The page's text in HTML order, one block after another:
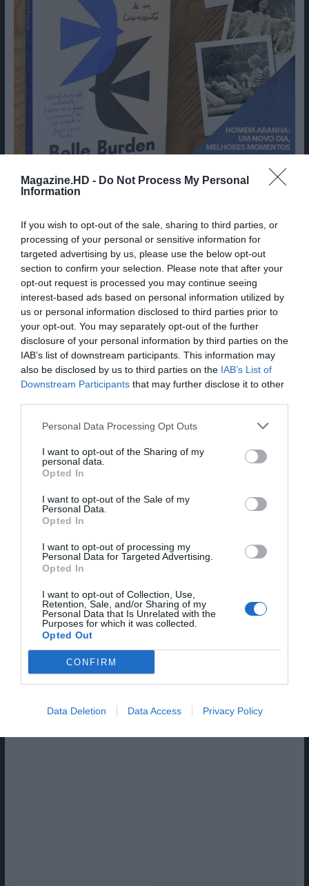
Magazine.HD - Do Not Process My Personal
Information
If you wish to opt-out of the sale, sharing to third parties, or
processing of your personal or sensitive information for
targeted advertising by us, please use the below opt-out
section to confirm your selection. Please note that after your
opt-out request is processed you may continue seeing
interest-based ads based on personal information utilized by
us or personal information disclosed to third parties prior to
your opt-out. You may separately opt-out of the further
disclosure of your personal information by third parties on the
IAB’s list of downstream participants. This information may
also be disclosed by us to third parties on the IAB’s List of
Downstream Participants that may further disclose it to other
Personal Data Processing Opt Outs
I want to opt-out of the Sharing of my
personal data.
Opted In
I want to opt-out of the Sale of my
Personal Data.
Opted In
I want to opt-out of processing my
Personal Data for Targeted Advertising.
Opted In
I want to opt-out of Collection, Use,
Retention, Sale, and/or Sharing of my
Personal Data that Is Unrelated with the
Purposes for which it was collected.
Opted Out
CONFIRM
Data Deletion Data Access Privacy Policy
Cine Estreias HD